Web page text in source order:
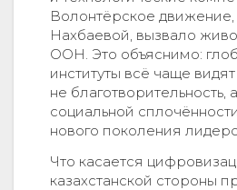
Волонтёрское
Нахбаевой, вызвало
ООН. Это объяснимо:
институты всё чаще
не благотворительность,
социальной
нового поколения
Что касается
казахстанской стороны